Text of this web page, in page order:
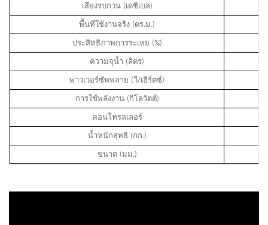
เสียงรบกวน (เดซิเบล)
พื้นที่ใช้งานจริง (ตร.ม.)
ประสิทธิภาพการระเหย (%)
ความจุน้ำ (ลิตร)
พาวเวอร์ซัพพลาย (วี/เฮิร์ตซ์)
การใช้พลังงาน (กิโลวัตต์)
คอนโทรลเลอร์
น้ำหนักสุทธิ (กก.)
ขนาด (มม.)